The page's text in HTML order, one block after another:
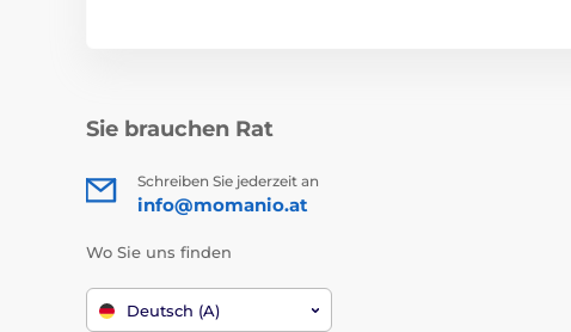
Sie brauchen Rat
Schreiben Sie jederzeit an
info@momanio.at
Wo Sie uns finden
Deutsch (A)